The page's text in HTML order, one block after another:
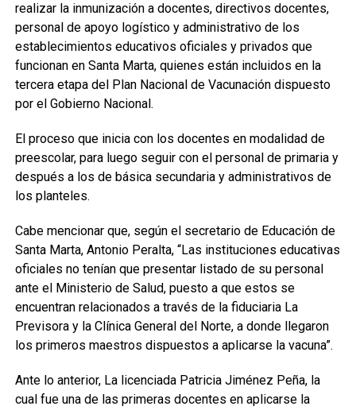
realizar la inmunización a docentes, directivos docentes,
personal de apoyo logístico y administrativo de los
establecimientos educativos oficiales y privados que
funcionan en Santa Marta, quienes están incluidos en la
tercera etapa del Plan Nacional de Vacunación dispuesto
por el Gobierno Nacional.
El proceso que inicia con los docentes en modalidad de
preescolar, para luego seguir con el personal de primaria y
después a los de básica secundaria y administrativos de
los planteles.
Cabe mencionar que, según el secretario de Educación de
Santa Marta, Antonio Peralta, “Las instituciones educativas
oficiales no tenían que presentar listado de su personal
ante el Ministerio de Salud, puesto a que estos se
encuentran relacionados a través de la fiduciaria La
Previsora y la Clínica General del Norte, a donde llegaron
los primeros maestros dispuestos a aplicarse la vacuna”.
Ante lo anterior, La licenciada Patricia Jiménez Peña, la
cual fue una de las primeras docentes en aplicarse la